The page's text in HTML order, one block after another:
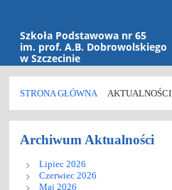
Szkoła Podstawowa nr 65
im. prof. A.B. Dobrowolskiego
w Szczecinie
STRONA GŁÓWNA AKTUALNOŚCI
Archiwum Aktualności
Lipiec 2026
Czerwiec 2026
Maj 2026